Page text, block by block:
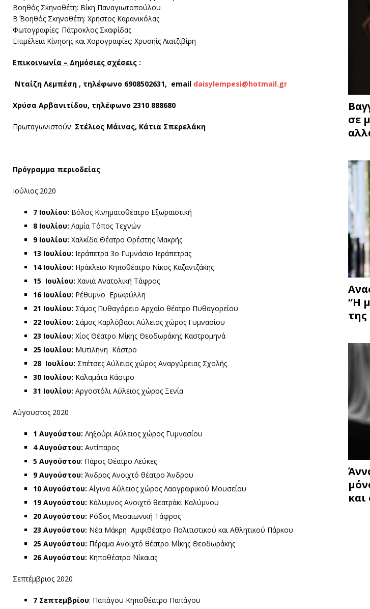
Βοηθός Σκηνοθέτη: Βίκη Παναγιωτοπούλου
B΄ Βοηθός Σκηνοθέτη: Xρήστος Καρανικόλας
Φωτογραφίες: Πάτροκλος Σκαφίδας
Επιμέλεια Κίνησης και Χορογραφίες: Χρυσηίς Λιατζιβίρη
Επικοινωνία – Δημόσιες σχέσεις :
Νταίζη Λεμπέση , τηλέφωνο 6908502631, email daisylempesi@hotmail.gr
Χρύσα Αρβανιτίδου, τηλέφωνο 2310 888680
Πρωταγωνιστούν: Στέλιος Μάινας, Κάτια Σπερελάκη
Πρόγραμμα περιοδείας
Ιούλιος 2020
7 Ιουλίου: Βόλος Κινηματοθέατρο Εξωραιστική
8 Ιουλίου: Λαμία Τόπος Τεχνών
9 Ιουλίου: Χαλκίδα Θέατρο Ορέστης Μακρής
13 Ιουλίου: Ιεράπετρα 3ο Γυμνάσιο Ιεράπετρας
14 Ιουλίου: Ηράκλειο Κηποθέατρο Νίκος Καζαντζάκης
15 Ιουλίου: Χανιά Ανατολική Τάφρος
16 Ιουλίου: Ρέθυμνο Ερωφύλλη
21 Ιουλίου: Σάμος Πυθαγόρειο Αρχαίο θέατρο Πυθαγορείου
22 Ιουλίου: Σάμος Καρλόβασι Αύλειος χώρος Γυμνασίου
23 Ιουλίου: Χίος Θέατρο Μίκης Θεοδωράκης Καστρομηνά
25 Ιουλίου: Μυτιλήνη Κάστρο
28 Ιουλίου: Σπέτσες Αύλειος χώρος Αναργύρειας Σχολής
30 Ιουλίου: Καλαμάτα Κάστρο
31 Ιουλίου: Αργοστόλι Αύλειος χώρος Ξενία
Αύγουστος 2020
1 Αυγούστου: Ληξούρι Αύλειος χώρος Γυμνασίου
4 Αυγούστου: Αντίπαρος
5 Αυγούστου: Πάρος Θέατρο Λεύκες
9 Αυγούστου: Άνδρος Ανοιχτό θέατρο Άνδρου
10 Αυγούστου: Αίγινα Αύλειος χώρος Λαογραφικού Μουσείου
19 Αυγούστου: Κάλυμνος Ανοιχτό θεατράκι Καλύμνου
20 Αυγούστου: Ρόδος Μεσαιωνική Τάφρος
23 Αυγούστου: Νέα Μάκρη Αμφιθέατρο Πολιτιστικού και Αθλητικού Πάρκου
25 Αυγούστου: Πέραμα Ανοιχτό θέατρο Μίκης Θεοδωράκης
26 Αυγούστου: Κηποθέατρο Νίκαιας
Σεπτέμβριος 2020
7 Σεπτεμβρίου: Παπάγου Κηποθέατρο Παπάγου
σε
“Η
της
και